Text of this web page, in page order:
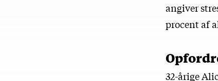
angiver
procent af
32-årige